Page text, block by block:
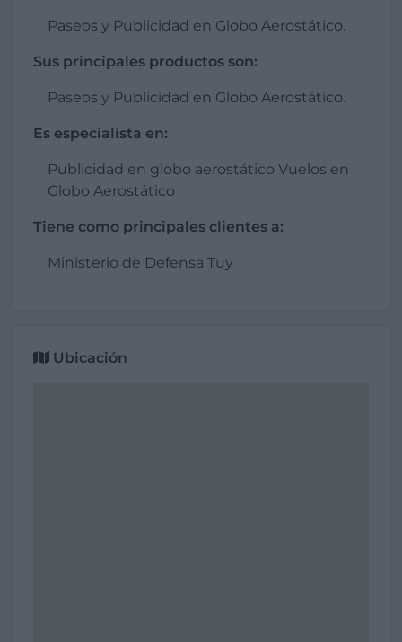
Paseos y Publicidad en Globo Aerostático.
Sus principales productos son:
Paseos y Publicidad en Globo Aerostático.
Es especialista en:
Publicidad en globo aerostático Vuelos en
Globo Aerostático
Tiene como principales clientes a:
Ministerio de Defensa Tuy
Ubicación